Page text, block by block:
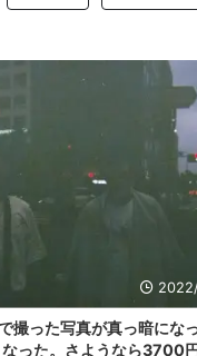
東京葛飾区柴又にある大き
んなよの免許証を衝動買